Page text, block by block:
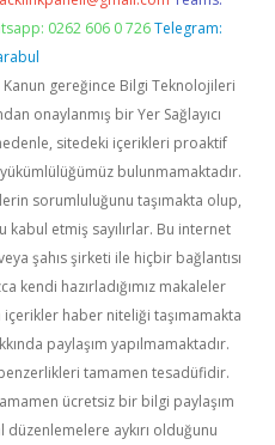
0262 606 0 726 Telegram:
Kanun gereğince Bilgi Teknolojileri
onaylanmış bir Yer Sağlayıcı
sitedeki içerikleri proaktif
bulunmamaktadır.
sorumluluğunu taşımakta olup,
etmiş sayılırlar. Bu internet
şahıs şirketi ile hiçbir bağlantısı
kendi hazırladığımız makaleler
haber niteliği taşımamakta
paylaşım yapılmamaktadır.
tamamen tesadüfidir.
ücretsiz bir bilgi paylaşım
aykırı olduğunu